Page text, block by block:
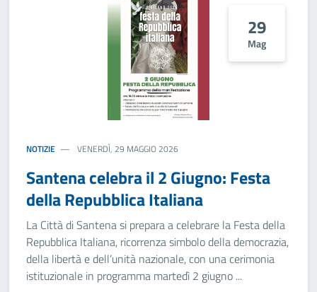
29
Mag
NOTIZIE VENERDÌ, 29 MAGGIO 2026
Santena celebra il 2 Giugno: Festa
della Repubblica Italiana
La Città di Santena si prepara a celebrare la Festa della
Repubblica Italiana, ricorrenza simbolo della democrazia,
della libertà e dell’unità nazionale, con una cerimonia
istituzionale in programma martedì 2 giugno ...